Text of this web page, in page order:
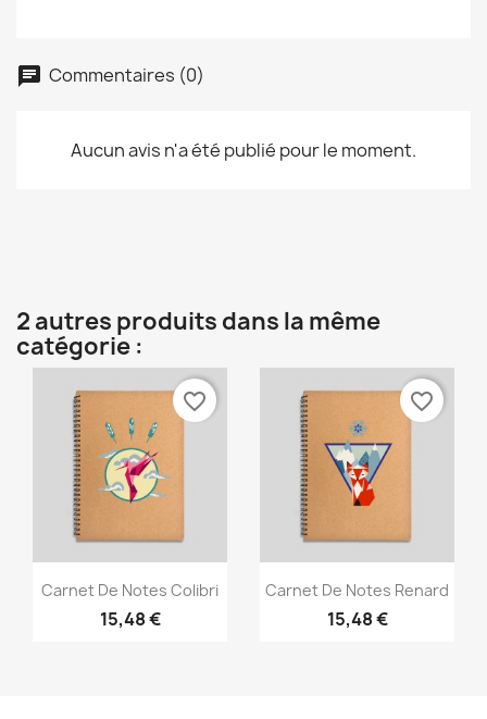
Commentaires (0)
Aucun avis n'a été publié pour le moment.
2 autres produits dans la même
catégorie :
Aperçu rapide
Carnet De Notes Colibri
15,48 €
favorite_border
Aperçu rapide
Carnet De Notes Renard
15,48 €
favorite_border